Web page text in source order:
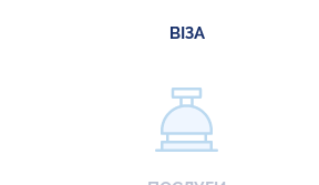
ВІЗА